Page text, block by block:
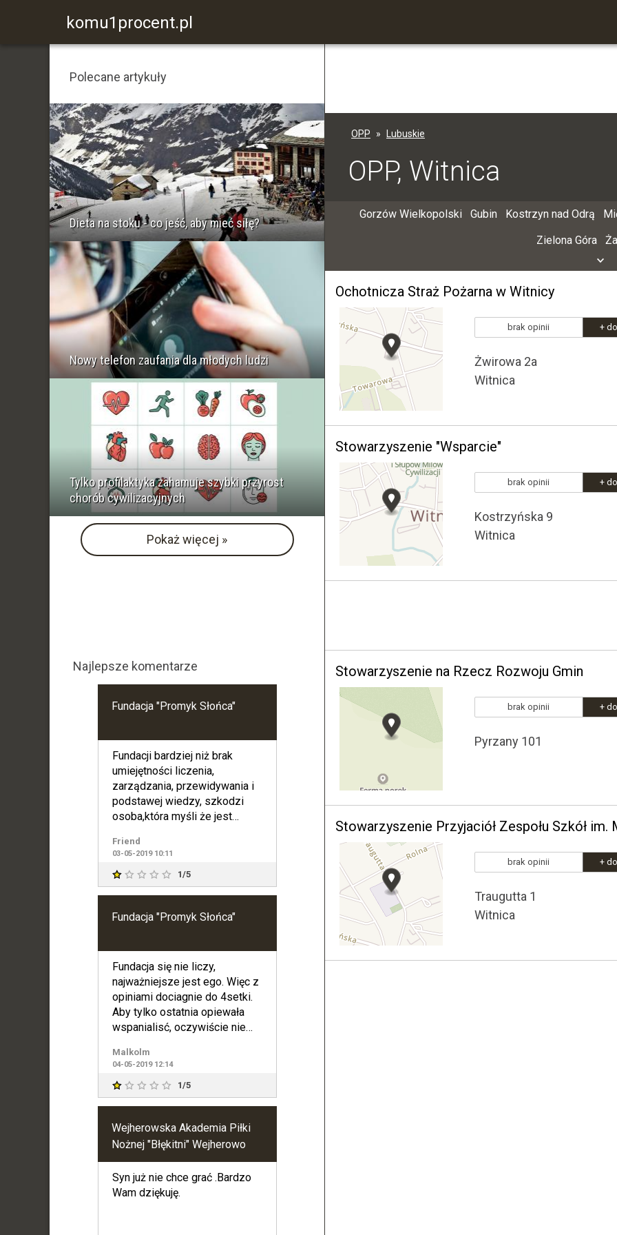
komu1procent.pl
OPP Lubuskie
OPP, Witnica
Gorzów Wielkopolski Gubin Kostrzyn nad Odrą
Zielona Góra
Ochotnicza Straż Pożarna w Witnicy
brak opinii +
Żwirowa 2a
Witnica
Stowarzyszenie "Wsparcie"
brak opinii +
Kostrzyńska 9
Witnica
Stowarzyszenie na Rzecz Rozwoju Gmin
brak opinii +
Pyrzany 101
Stowarzyszenie Przyjaciół Zespołu Szkół
brak opinii +
Traugutta 1
Witnica
Polecane artykuły
Dieta na stoku - co jeść, aby mieć siłę?
Nowy telefon zaufania dla młodych ludzi
Tylko profilaktyka zahamuje szybki przyrost
chorób cywilizacyjnych
Pokaż więcej »
Najlepsze komentarze
Fundacja "Promyk Słońca"
Fundacji bardziej niż brak
umiejętności liczenia,
zarządzania, przewidywania i
podstawej wiedzy, szkodzi
osoba,która myśli że jest
Friend
03-05-2019 10:11
1/5
Fundacja "Promyk Słońca"
Fundacja się nie liczy,
najważniejsze jest ego. Więc z
opiniami dociagnie do 4setki.
Aby tylko ostatnia opiewała
wspanialisć, oczywiście nie
Malkolm
04-05-2019 12:14
1/5
Wejherowska Akademia Piłki
Nożnej "Błękitni" Wejherowo
Syn już nie chce grać .Bardzo
Wam dziękuję.